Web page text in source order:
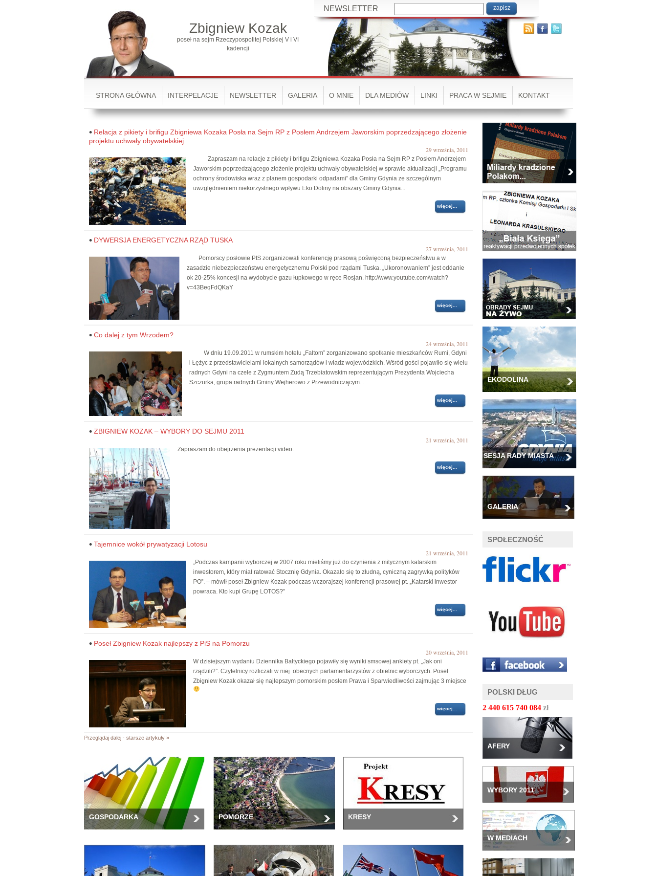
Zbigniew Kozak
poseł na sejm Rzeczypospolitej Polskiej V i VI
kadencji
NEWSLETTER
STRONA GŁÓWNA INTERPELACJE NEWSLETTER GALERIA O MNIE DLA MEDIÓW LINKI PRACA W SEJMIE KONTAKT
Relacja z pikiety i brifigu Zbigniewa Kozaka Posła na Sejm RP z Posłem Andrzejem Jaworskim poprzedzającego złożenie
projektu uchwały obywatelskiej.
29 września, 2011
Zapraszam na relacje z pikiety i brifigu Zbigniewa Kozaka Posła na Sejm RP z Posłem Andrzejem
Jaworskim poprzedzającego złożenie projektu uchwały obywatelskiej w sprawie aktualizacji „Programu
ochrony środowiska wraz z planem gospodarki odpadami” dla Gminy Gdynia ze szczególnym
uwzględnieniem niekorzystnego wpływu Eko Doliny na obszary Gminy Gdynia...
więcej...
DYWERSJA ENERGETYCZNA RZĄD TUSKA
27 września, 2011
Pomorscy posłowie PIS zorganizowali konferencję prasową poświęconą bezpieczeństwu a w
zasadzie niebezpieczeństwu energetycznemu Polski pod rządami Tuska. „Ukoronowaniem” jest oddanie
ok 20-25% koncesji na wydobycie gazu łupkowego w ręce Rosjan. http://www.youtube.com/watch?
v=43BeqFdQKaY
więcej...
Co dalej z tym Wrzodem?
24 września, 2011
W dniu 19.09.2011 w rumskim hotelu „Faltom” zorganizowano spotkanie mieszkańców Rumi, Gdyni
i Łężyc z przedstawicielami lokalnych samorządów i władz wojewódzkich. Wśród gości pojawiło się wielu
radnych Gdyni na czele z Zygmuntem Zudą Trzebiatowskim reprezentującym Prezydenta Wojciecha
Szczurka, grupa radnych Gminy Wejherowo z Przewodniczącym...
więcej...
ZBIGNIEW KOZAK – WYBORY DO SEJMU 2011
21 września, 2011
Zapraszam do obejrzenia prezentacji video.
więcej...
Tajemnice wokół prywatyzacji Lotosu
21 września, 2011
„Podczas kampanii wyborczej w 2007 roku mieliśmy już do czynienia z mitycznym katarskim
inwestorem, który miał ratować Stocznię Gdynia. Okazało się to złudną, cyniczną zagrywką polityków
PO”. – mówił poseł Zbigniew Kozak podczas wczorajszej konferencji prasowej pt. „Katarski inwestor
powraca. Kto kupi Grupę LOTOS?”
więcej...
Poseł Zbigniew Kozak najlepszy z PiS na Pomorzu
20 września, 2011
W dzisiejszym wydaniu Dziennika Bałtyckiego pojawiły się wyniki smsowej ankiety pt. „Jak oni
rządzili?”. Czytelnicy rozliczali w niej obecnych parlamentarzystów z obietnic wyborczych. Poseł
Zbigniew Kozak okazał się najlepszym pomorskim posłem Prawa i Sparwiedliwości zajmując 3 miejsce
więcej...
Przeglądaj dalej - starsze artykuły »
GOSPODARKA POMORZE KRESY
EKODOLINA
SESJA RADY MIASTA
GALERIA
SPOŁECZNOŚĆ
POLSKI DŁUG
2 440 615 742 805 zł
AFERY
WYBORY 2011
W MEDIACH